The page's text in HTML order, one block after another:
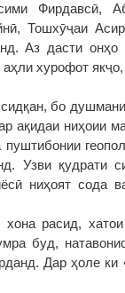
Фирдавсӣ,
Тошхӯҷаи
Аз дасти
хурофот
бо
ақидаи ниҳоии
Узви қудрати
ниҳоят сода
расид,
буд,
Дар ҳоле ки